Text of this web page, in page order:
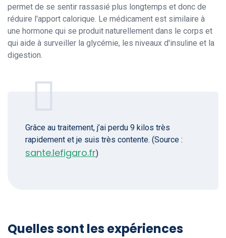
permet de se sentir rassasié plus longtemps et donc de
réduire l'apport calorique. Le médicament est similaire à
une hormone qui se produit naturellement dans le corps et
qui aide à surveiller la glycémie, les niveaux d'insuline et la
digestion.
Grâce au traitement, j’ai perdu 9 kilos très
rapidement et je suis très contente. (Source :
sante.lefigaro.fr)
Quelles sont les expériences